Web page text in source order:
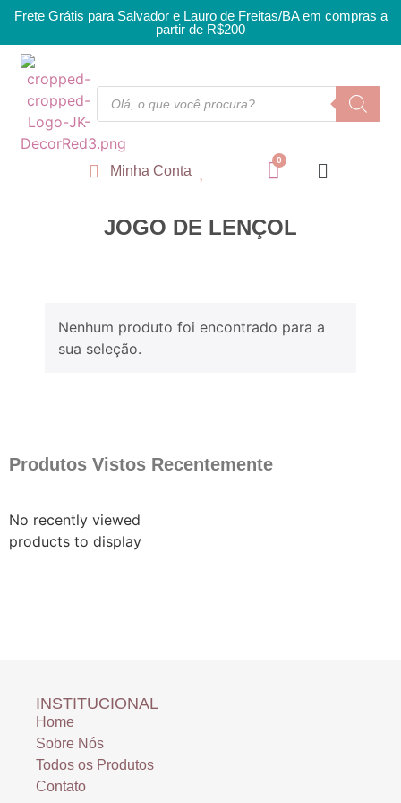
Frete Grátis para Salvador e Lauro de Freitas/BA em compras a
partir de R$200
Minha Conta
JOGO DE LENÇOL
Nenhum produto foi encontrado para a
sua seleção.
Produtos Vistos Recentemente
No recently viewed
products to display
INSTITUCIONAL
Home
Sobre Nós
Todos os Produtos
Contato